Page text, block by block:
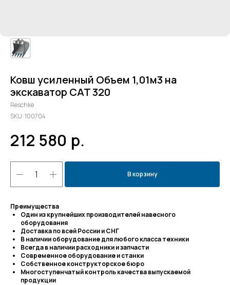
Ковш усиленный Объем 1,01м3 на
экскаватор CAT 320
Reschke
SKU:100704
212 580 р.
В корзину
Преимущества
Один из крупнейших производителей навесного
оборудования
Доставка по всей России и СНГ
В наличии оборудование для любого класса техники
Всегда в наличии расходники и запчасти
Современное оборудование и станки
Собственное конструкторское бюро
Многоступенчатый контроль качества выпускаемой
продукции